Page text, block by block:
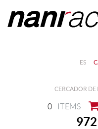
ES
CERCADOR DE
0 ITEMS